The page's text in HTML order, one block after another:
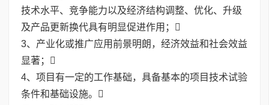
技术水平、竞争能力以及经济结构调整、优化、升级
及产品更新换代具有明显促进作用；
3、产业化或推广应用前景明朗，经济效益和社会效益
显著；
4、项目有一定的工作基础，具备基本的项目技术试验
条件和基础设施。